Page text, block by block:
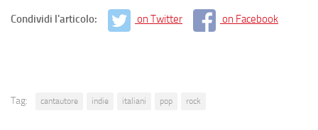
Condividi l'articolo: on Twitter on Facebook
Tag: cantautore indie italiani pop rock